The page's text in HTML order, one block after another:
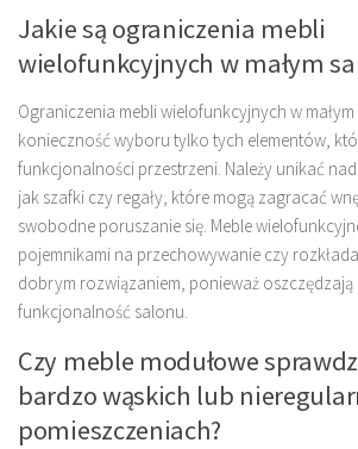
Jakie są ograniczenia mebli
wielofunkcyjnych w małym
Ograniczenia mebli wielofunkcyjnych w
konieczność wyboru tylko tych elementów,
funkcjonalności przestrzeni. Należy unikać
jak szafki czy regały, które mogą zagracać
swobodne poruszanie się. Meble
pojemnikami na przechowywanie czy
dobrym rozwiązaniem, ponieważ oszczędzają
funkcjonalność salonu.
Czy meble modułowe
bardzo wąskich lub
pomieszczeniach?